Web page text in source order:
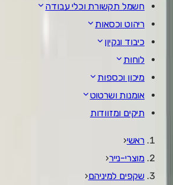
חשמל תקשורת וכלי עבודה
ריהוט וכסאות
כיבוד ונקיון
לוחות
מיכון וכספות
אומנות ושרטוט
תיקים ומזוודות
ראשי‹
מוצרי-נייר‹
שקפים למיניהם‹